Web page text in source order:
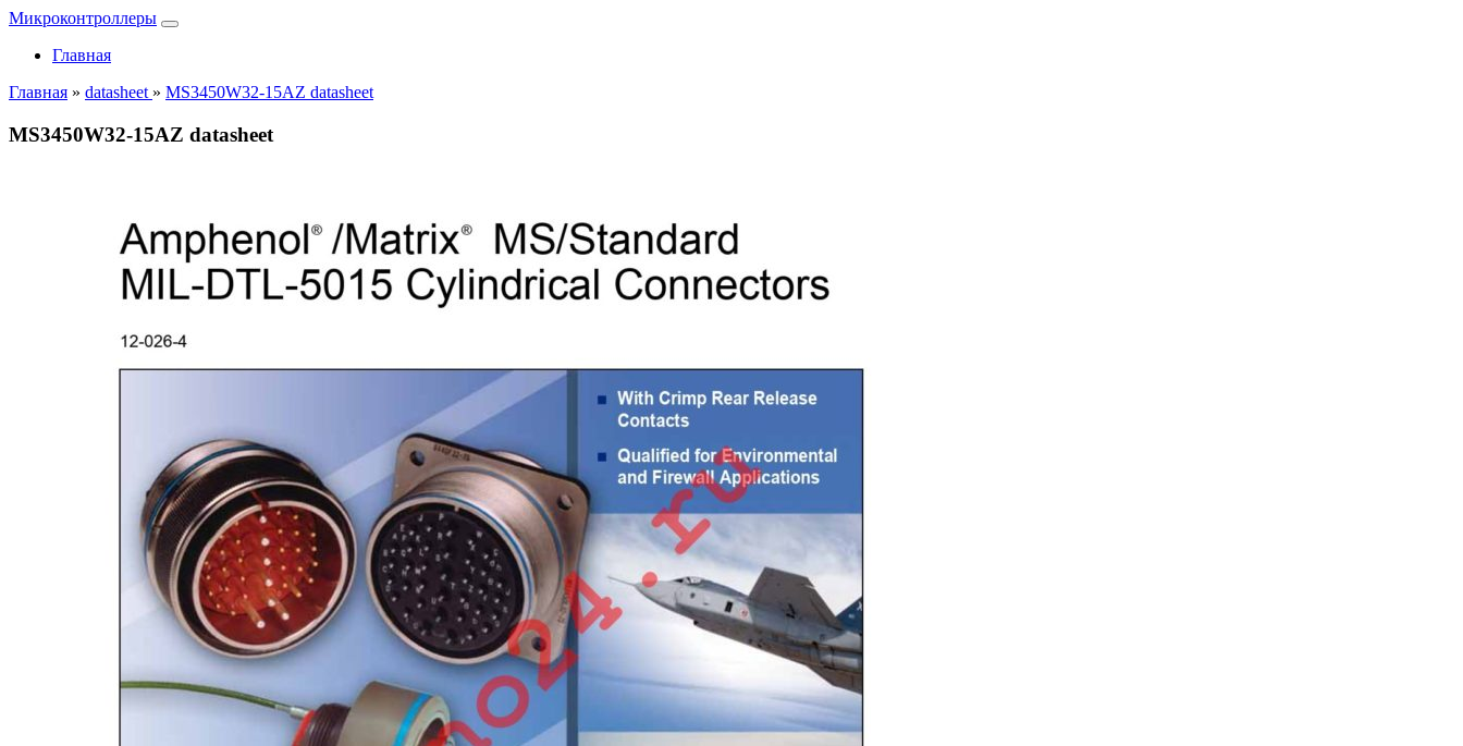
Микроконтроллеры
Главная
Главная » datasheet » MS3450W32-15AZ datasheet
MS3450W32-15AZ datasheet